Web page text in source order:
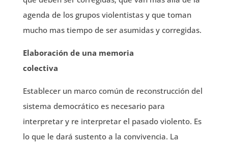
agenda de los grupos violentistas y que toman
mucho mas tiempo de ser asumidas y corregidas.
Elaboración de una memoria
colectiva
Establecer un marco común de reconstrucción del
sistema democrático es necesario para
interpretar y re interpretar el pasado violento. Es
lo que le dará sustento a la convivencia. La